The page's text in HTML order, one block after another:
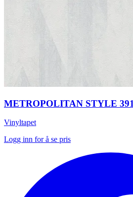
METROPOLITAN STYLE
Vinyltapet
Logg inn for å se pris